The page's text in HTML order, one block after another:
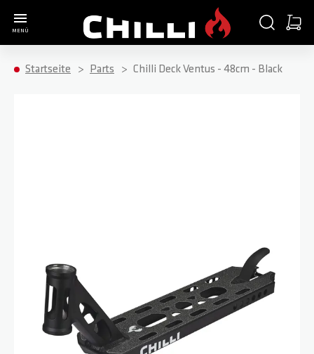
MENÜ
SUCHE
Startseite Parts Chilli Deck Ventus - 48cm - Black